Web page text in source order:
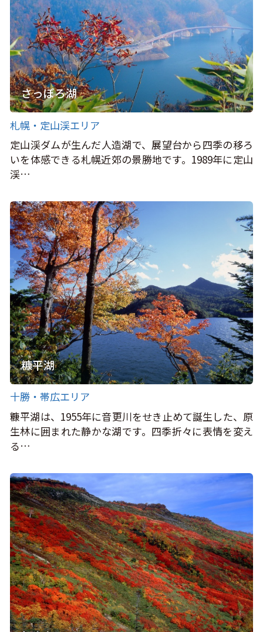
さっぽろ湖
札幌・定山渓エリア
定山渓ダムが生んだ人造湖で、展望台から四季の移ろ
いを体感できる札幌近郊の景勝地です。1989年に定山
渓…
糠平湖
十勝・帯広エリア
糠平湖は、1955年に音更川をせき止めて誕生した、原
生林に囲まれた静かな湖です。四季折々に表情を変え
る…